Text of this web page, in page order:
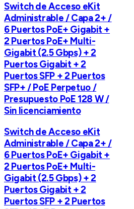
Switch de Acceso eKit
Administrable / Capa 2+ /
6 Puertos PoE+ Gigabit +
2 Puertos PoE+ Multi-
Gigabit (2.5 Gbps) + 2
Puertos Gigabit + 2
Puertos SFP + 2 Puertos
SFP+ / PoE Perpetuo /
Presupuesto PoE 128 W /
Sin licenciamiento
Switch de Acceso eKit
Administrable / Capa 2+ /
6 Puertos PoE+ Gigabit +
2 Puertos PoE+ Multi-
Gigabit (2.5 Gbps) + 2
Puertos Gigabit + 2
Puertos SFP + 2 Puertos